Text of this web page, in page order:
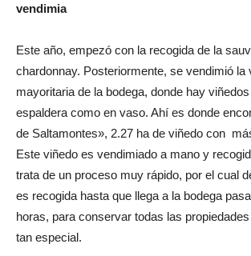
vendimia
Este año, empezó con la recogida de la
chardonnay. Posteriormente, se vendimió la
mayoritaria de la bodega, donde hay
espaldera como en vaso. Ahí es donde
de Saltamontes», 2.27 ha de viñedo con
Este viñedo es vendimiado a mano y
trata de un proceso muy rápido, por el cual
es recogida hasta que llega a la bodega
horas, para conservar todas las
tan especial.